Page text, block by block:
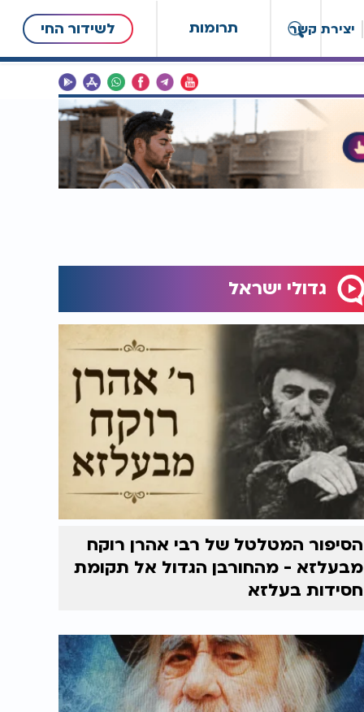
תרומות לשידור החי יצירת קשר
גדולי ישראל
הסיפור המטלטל של רבי אהרן רוקח
מבעלזא - מהחורבן הגדול אל תקומת
חסידות בעלזא